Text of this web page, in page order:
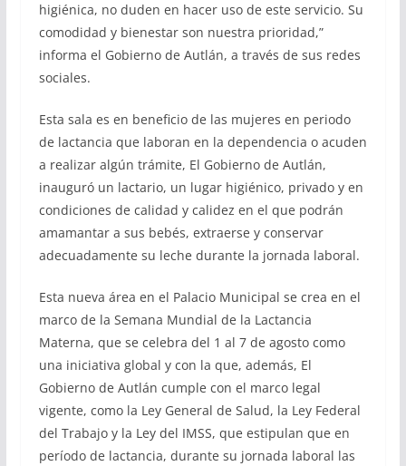
higiénica, no duden en hacer uso de este servicio. Su
comodidad y bienestar son nuestra prioridad,”
informa el Gobierno de Autlán, a través de sus redes
sociales.
Esta sala es en beneficio de las mujeres en periodo
de lactancia que laboran en la dependencia o acuden
a realizar algún trámite, El Gobierno de Autlán,
inauguró un lactario, un lugar higiénico, privado y en
condiciones de calidad y calidez en el que podrán
amamantar a sus bebés, extraerse y conservar
adecuadamente su leche durante la jornada laboral.
Esta nueva área en el Palacio Municipal se crea en el
marco de la Semana Mundial de la Lactancia
Materna, que se celebra del 1 al 7 de agosto como
una iniciativa global y con la que, además, El
Gobierno de Autlán cumple con el marco legal
vigente, como la Ley General de Salud, la Ley Federal
del Trabajo y la Ley del IMSS, que estipulan que en
período de lactancia, durante su jornada laboral las